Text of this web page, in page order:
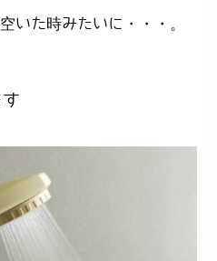
いた時みたいに・・・。